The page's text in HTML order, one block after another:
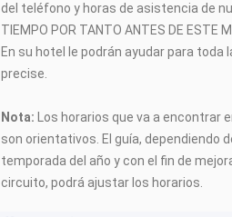
del teléfono y horas de asistencia de
TIEMPO POR TANTO ANTES DE ESTE
En su hotel le podrán ayudar para toda
precise.
Nota: Los horarios que va a encontrar
son orientativos. El guía, dependiendo
temporada del año y con el fin de
circuito, podrá ajustar los horarios.